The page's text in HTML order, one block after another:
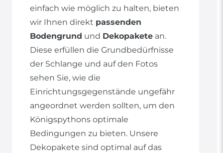
einfach wie möglich zu halten, bieten
wir Ihnen direkt passenden
Bodengrund und Dekopakete an.
Diese erfüllen die Grundbedürfnisse
der Schlange und auf den Fotos
sehen Sie, wie die
Einrichtungsgegenstände ungefähr
angeordnet werden sollten, um den
Königspythons optimale
Bedingungen zu bieten. Unsere
Dekopakete sind optimal auf das